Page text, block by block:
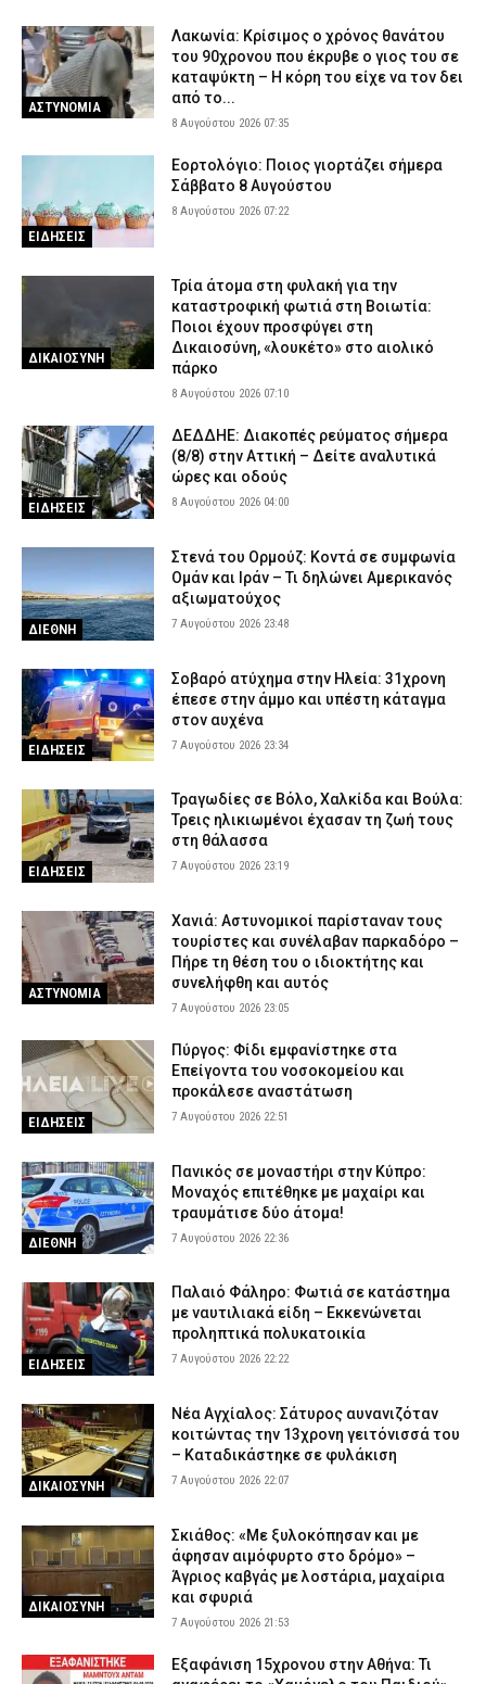
Κόρινθος: Αυτοκίνητο παρέσυρε γυναίκα στο κέντρο της πόλης
– Μεταφέρθηκε στο νοσοκομείο
ΕΙΔΗΣΕΙΣ 7 Αυγούστου 2026 17:37
ΑΣΤΥΝΟΜΙΑ
Λακωνία: Κρίσιμος ο χρόνος θανάτου
του 90χρονου που έκρυβε ο γιος του σε
καταψύκτη – Η κόρη του είχε να τον δει
από το...
8 Αυγούστου 2026 07:35
ΕΙΔΗΣΕΙΣ
Εορτολόγιο: Ποιος γιορτάζει σήμερα
Σάββατο 8 Αυγούστου
8 Αυγούστου 2026 07:22
ΔΙΚΑΙΟΣΥΝΗ
Τρία άτομα στη φυλακή για την
καταστροφική φωτιά στη Βοιωτία:
Ποιοι έχουν προσφύγει στη
Δικαιοσύνη, «λουκέτο» στο αιολικό
πάρκο
8 Αυγούστου 2026 07:10
ΕΙΔΗΣΕΙΣ
ΔΕΔΔΗΕ: Διακοπές ρεύματος σήμερα
(8/8) στην Αττική – Δείτε αναλυτικά
ώρες και οδούς
8 Αυγούστου 2026 04:00
ΔΙΕΘΝΗ
Στενά του Ορμούζ: Κοντά σε συμφωνία
Ομάν και Ιράν – Τι δηλώνει Αμερικανός
αξιωματούχος
7 Αυγούστου 2026 23:48
ΕΙΔΗΣΕΙΣ
Σοβαρό ατύχημα στην Ηλεία: 31χρονη
έπεσε στην άμμο και υπέστη κάταγμα
στον αυχένα
7 Αυγούστου 2026 23:34
ΕΙΔΗΣΕΙΣ
Τραγωδίες σε Βόλο, Χαλκίδα και Βούλα:
Τρεις ηλικιωμένοι έχασαν τη ζωή τους
στη θάλασσα
7 Αυγούστου 2026 23:19
ΑΣΤΥΝΟΜΙΑ
Χανιά: Αστυνομικοί παρίσταναν τους
τουρίστες και συνέλαβαν παρκαδόρο –
Πήρε τη θέση του ο ιδιοκτήτης και
συνελήφθη και αυτός
7 Αυγούστου 2026 23:05
ΕΙΔΗΣΕΙΣ
Πύργος: Φίδι εμφανίστηκε στα
Επείγοντα του νοσοκομείου και
προκάλεσε αναστάτωση
7 Αυγούστου 2026 22:51
ΔΙΕΘΝΗ
Πανικός σε μοναστήρι στην Κύπρο:
Μοναχός επιτέθηκε με μαχαίρι και
τραυμάτισε δύο άτομα!
7 Αυγούστου 2026 22:36
ΕΙΔΗΣΕΙΣ
Παλαιό Φάληρο: Φωτιά σε κατάστημα
με ναυτιλιακά είδη – Εκκενώνεται
προληπτικά πολυκατοικία
7 Αυγούστου 2026 22:22
ΔΙΚΑΙΟΣΥΝΗ
Νέα Αγχίαλος: Σάτυρος αυνανιζόταν
κοιτώντας την 13χρονη γειτόνισσά του
– Καταδικάστηκε σε φυλάκιση
7 Αυγούστου 2026 22:07
ΔΙΚΑΙΟΣΥΝΗ
Σκιάθος: «Με ξυλοκόπησαν και με
άφησαν αιμόφυρτο στο δρόμο» –
Άγριος καβγάς με λοστάρια, μαχαίρια
και σφυριά
7 Αυγούστου 2026 21:53
Εξαφάνιση 15χρονου στην Αθήνα: Τι